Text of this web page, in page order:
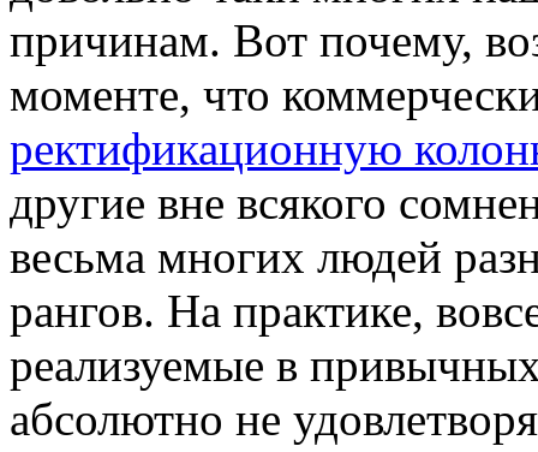
причинам. Вот почему,
моменте, что
ректификационную
другие вне всякого
весьма многих людей
рангов. На практике,
реализуемые в
абсолютно не